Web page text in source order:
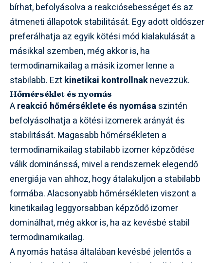
bírhat, befolyásolva a reakciósebességet és az
átmeneti állapotok stabilitását. Egy adott oldószer
preferálhatja az egyik kötési mód kialakulását a
másikkal szemben, még akkor is, ha
termodinamikailag a másik izomer lenne a
stabilabb. Eztkinetikai kontrollnaknevezzük.
Hőmérséklet és nyomás
Areakció hőmérséklete és nyomásaszintén
befolyásolhatja a kötési izomerek arányát és
stabilitását. Magasabb hőmérsékleten a
termodinamikailag stabilabb izomer képződése
válik dominánssá, mivel a rendszernek elegendő
energiája van ahhoz, hogy átalakuljon a stabilabb
formába. Alacsonyabb hőmérsékleten viszont a
kinetikailag leggyorsabban képződő izomer
dominálhat, még akkor is, ha az kevésbé stabil
termodinamikailag.
A nyomás hatása általában kevésbé jelentős a